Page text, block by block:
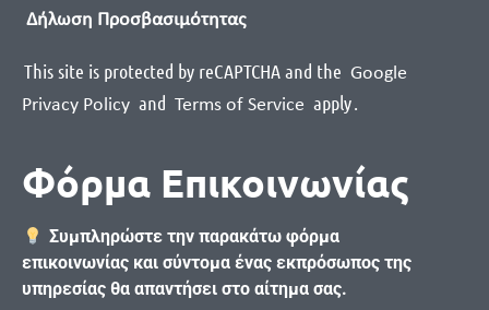
Δήλωση Προσβασιμότητας
This site is protected by reCAPTCHA and the Google
Privacy Policy and Terms of Service apply.
Φόρμα Επικοινωνίας
Συμπληρώστε την παρακάτω φόρμα
επικοινωνίας και σύντομα ένας εκπρόσωπος της
υπηρεσίας θα απαντήσει στο αίτημα σας.